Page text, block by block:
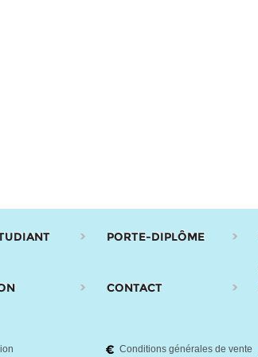
PORTE-DIPLÔME
CONTACT
Conditions générales de vente